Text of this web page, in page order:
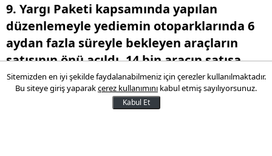
9. Yargı Paketi kapsamında yapılan
düzenlemeyle yediemin otoparklarında 6
aydan fazla süreyle bekleyen araçların
satışının önü açıldı. 14 bin aracın satışa
çıkabileceği belirtilirken, bu araçlardan 50
milyar lire gelir elde edilecek.
Sitemizden en iyi şekilde faydalanabilmeniz için çerezler kullanılmaktadır.
Bu siteye giriş yaparakçerez kullanımını kabul etmiş sayılıyorsunuz.
Kabul Et